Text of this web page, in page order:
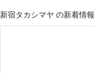
新宿タカシマヤ の新着情報